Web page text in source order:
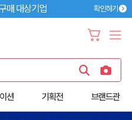
매 대상기업 확인하기
션 기획전 브랜드관